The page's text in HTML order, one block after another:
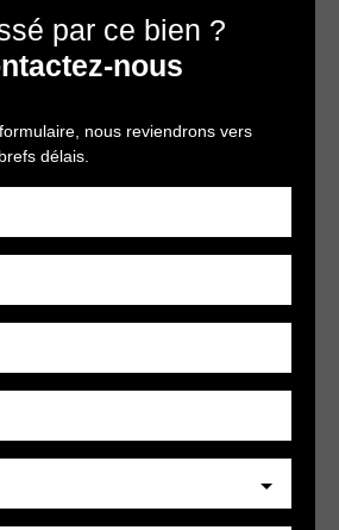
par ce bien ?
nous
nous reviendrons vers
délais.